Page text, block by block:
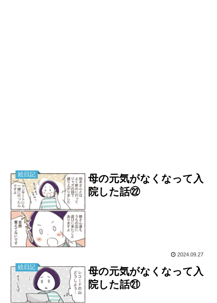
絵日記
母の元気がなくなって入
院した話㉒
2024.09.27
絵日記
母の元気がなくなって入
院した話㉑